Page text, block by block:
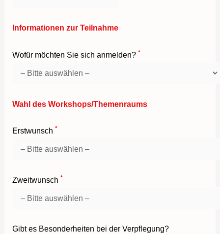
Informationen zur Teilnahme
Wofür möchten Sie sich anmelden? *
Wahl des Workshops/Themenraums
Erstwunsch *
Zweitwunsch *
Gibt es Besonderheiten bei der Verpflegung?